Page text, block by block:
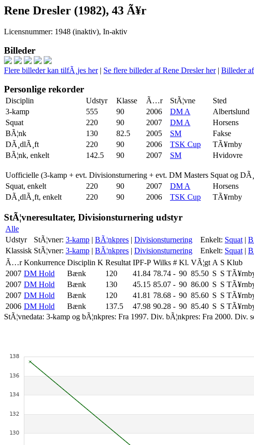
Rene Dresler (1982), 43 Ã¥r
Licensnummer: 1948 (inaktiv), In-aktiv
Billeder
Flere billeder kan tilfÃ¸jes her| Se flere billeder af Rene Dresler her| Billeder
Personlige rekorder
Disciplin Udstyr Klasse Ã…r StÃ¦vne Sted
3-kamp
555 90 2006 DM A
Albertslund
Squat
220 90 2007 DM A
Horsens
BÃ¦nk
130 82.5 2005 SM
Fakse
DÃ¸dlÃ¸ft
220 90 2006 TSK Cup
TÃ¥rnby
BÃ¦nk, enkelt
142.5 90 2007 SM Hvidovre
Uofficielle (3-kamp + evt. Divisionsturnering + evt. DM Masters Squat og
Squat, enkelt
220 90 2007 DM A
Horsens
DÃ¸dlÃ¸ft, enkelt
220 90 2006 TSK Cup TÃ¥rnby
StÃ¦vneresultater, Divisionsturnering udstyr
Alle
Udstyr
StÃ¦vner: 3-kamp | BÃ¦nkpres | Divisionsturnering Enkelt: Squat |
Klassisk StÃ¦vner: 3-kamp | BÃ¦nkpres | Divisionsturnering Enkelt: Squat |
Ã…r Konkurrence Disciplin K Resultat IPF-P Wilks # Kl. VÃ¦gt A S Klub
2007 DM Hold Bænk 120 41.84 78.74 - 90 85.50 S S
2007 DM Hold Bænk 130 45.15 85.07 - 90 86.00 S S
2007 DM Hold Bænk 120 41.81 78.68 - 90 85.60 S S
2006 DM Hold Bænk 137.5 47.98 90.28 - 90 85.40 S S
StÃ¦vnedata: 3-kamp og bÃ¦nkpres: Fra 1997. Div. bÃ¦nkpres: Fra 2000.